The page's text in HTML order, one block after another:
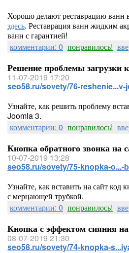
Хорошо делают реставрацию
здесь. Реставрация ванн жидким
ванн с гарантией!
комментарии: 0 понравилось!
Решение проблемы загрузки
11-07-2019 17:20
seo58.ru/sovety/76-reshenie...v-
Узнайте, как решить проблему
Joomla 3.
комментарии: 0 понравилось!
Кнопка обратного звонка на
10-07-2019 13:28
seo58.ru/sovety/75-knopka-o...-
Узнайте, как вставить на сайт код
с мерцающей трубкой.
комментарии: 0 понравилось!
Кнопка с эффектом сияния
08-07-2019 21:30
seo58.ru/sovety/74-knopka-